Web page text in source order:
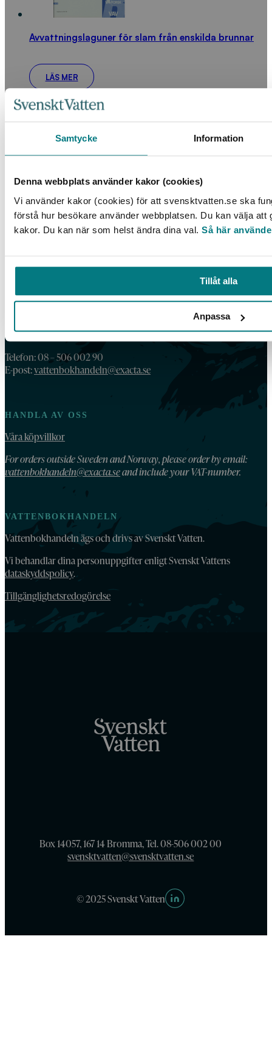
Samtycke Information
Denna webbplats använder kakor (cookies)
Vi använder kakor (cookies) för att svensktvatten.se ska
förstå hur besökare använder webbplatsen. Du kan välja att
kakor. Du kan när som helst ändra dina val. Så här
Tillåt alla
Anpassa
Avvattningslaguner för slam från enskilda brunnar
LÄS MER
Ozonbehandling följt av långsamfiltrering vid
dricksvattenframställning
KONTAKT
Telefon: 08 – 506 002 90
E-post:vattenbokhandeln@exacta.se
HANDLA AV OSS
Våra köpvillkor
For orders outside Sweden and Norway, please order by email:
vattenbokhandeln@exacta.seand include your VAT-number.
VATTENBOKHANDELN
Vattenbokhandeln ägs och drivs av Svenskt Vatten.
Vi behandlar dina personuppgifter enligt Svenskt Vattens
dataskyddspolicy.
Tillgänglighetsredogörelse
Box 14057, 167 14 Bromma, Tel. 08-506 002 00
svensktvatten@svensktvatten.se
© 2025 Svenskt Vatten